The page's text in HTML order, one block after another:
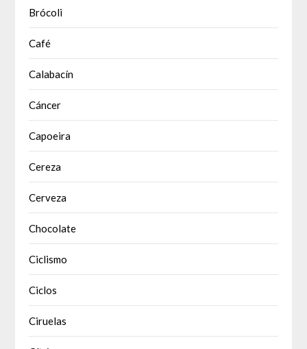
Brócoli
Café
Calabacín
Cáncer
Capoeira
Cereza
Cerveza
Chocolate
Ciclismo
Ciclos
Ciruelas